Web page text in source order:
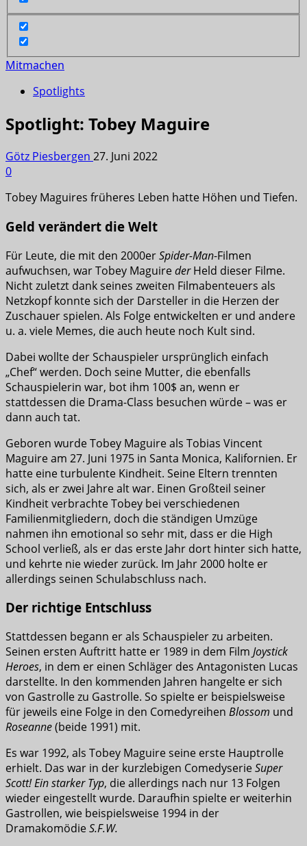
Mitmachen
Spotlights
Spotlight: Tobey Maguire
Götz Piesbergen 27. Juni 2022
0
Tobey Maguires früheres Leben hatte Höhen und Tiefen.
Geld verändert die Welt
Für Leute, die mit den 2000erSpider-Man-Filmen
aufwuchsen, war Tobey MaguirederHeld dieser Filme.
Nicht zuletzt dank seines zweiten Filmabenteuers als
Netzkopf konnte sich der Darsteller in die Herzen der
Zuschauer spielen. Als Folge entwickelten er und andere
u. a. viele Memes, die auch heute noch Kult sind.
Dabei wollte der Schauspieler ursprünglich einfach
„Chef“ werden. Doch seine Mutter, die ebenfalls
Schauspielerin war, bot ihm 100$ an, wenn er
stattdessen die Drama-Class besuchen würde – was er
dann auch tat.
Geboren wurde Tobey Maguire als Tobias Vincent
Maguire am 27. Juni 1975 in Santa Monica, Kalifornien. Er
hatte eine turbulente Kindheit. Seine Eltern trennten
sich, als er zwei Jahre alt war. Einen Großteil seiner
Kindheit verbrachte Tobey bei verschiedenen
Familienmitgliedern, doch die ständigen Umzüge
nahmen ihn emotional so sehr mit, dass er die High
School verließ, als er das erste Jahr dort hinter sich hatte,
und kehrte nie wieder zurück. Im Jahr 2000 holte er
allerdings seinen Schulabschluss nach.
Der richtige Entschluss
Stattdessen begann er als Schauspieler zu arbeiten.
Seinen ersten Auftritt hatte er 1989 in dem Film Joystick
Heroes, in dem er einen Schläger des Antagonisten Lucas
darstellte. In den kommenden Jahren hangelte er sich
von Gastrolle zu Gastrolle. So spielte er beispielsweise
für jeweils eine Folge in den Comedyreihen Blossom und
Roseanne(beide 1991) mit.
Es war 1992, als Tobey Maguire seine erste Hauptrolle
erhielt. Das war in der kurzlebigen ComedyserieSuper
Scott! Ein starker Typ, die allerdings nach nur 13 Folgen
wieder eingestellt wurde. Daraufhin spielte er weiterhin
Gastrollen, wie beispielsweise 1994 in der
DramakomödieS.F.W.